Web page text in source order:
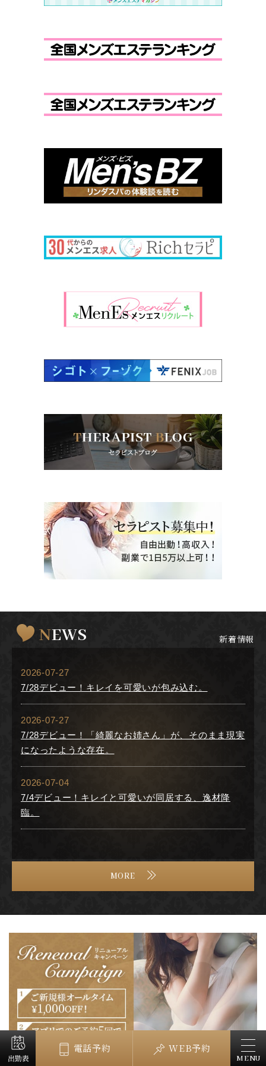
NEWS 新着情報
2026-07-27
7/28デビュー！キレイを可愛いが包み込む。
2026-07-27
7/28デビュー！「綺麗なお姉さん」が、そのまま現実
になったような存在。
2026-07-04
7/4デビュー！キレイと可愛いが同居する、逸材降
臨。
MORE
電話予約 WEB予約
MENU